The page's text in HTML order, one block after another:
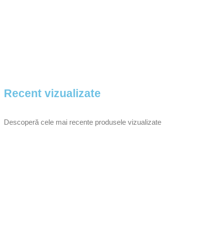
Recent vizualizate
Descoperă cele mai recente produsele vizualizate